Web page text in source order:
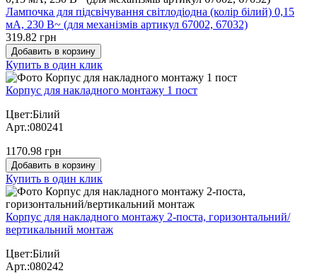
Лампочка для підсвічування світлодіодна (колір білий) 0,15
мА, 230 В~ (для механізмів артикул 67002, 67032)
319.82 грн
Добавить в корзину
Купить в один клик
Корпус для накладного монтажу 1 пост
Цвет:Білий
Арт.:080241
1170.98 грн
Добавить в корзину
Купить в один клик
Корпус для накладного монтажу 2-поста, горизонтальний/
вертикальний монтаж
Цвет:Білий
Арт.:080242